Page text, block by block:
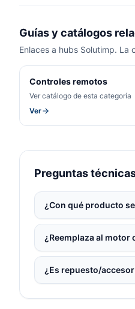
Guías y catálogos
Enlaces a hubs Solutimp.
Controles remotos
Ver catálogo de esta categoría
Ver
Preguntas
¿Con qué producto
¿Reemplaza al motor
¿Es repuesto/